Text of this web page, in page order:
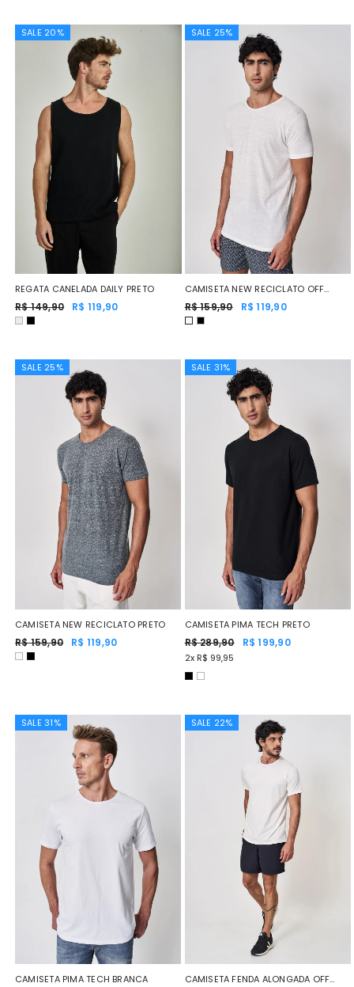
SALE 20%
REGATA CANELADA DAILY PRETO
R$ 149,90 R$ 119,90
SALE 25%
CAMISETA NEW RECICLATO OFF
WHITE
R$ 159,90 R$ 119,90
SALE 25%
CAMISETA NEW RECICLATO PRETO
R$ 159,90 R$ 119,90
SALE 31%
CAMISETA PIMA TECH PRETO
R$ 289,90 R$ 199,90
2x R$ 99,95
SALE 31%
CAMISETA PIMA TECH BRANCA
SALE 22%
CAMISETA FENDA ALONGADA OFF